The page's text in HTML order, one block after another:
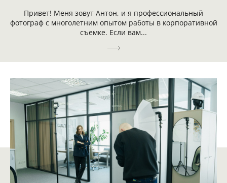
Привет! Меня зовут Антон, и я профессиональный
фотограф с многолетним опытом работы в корпоративной
съемке. Если вам...